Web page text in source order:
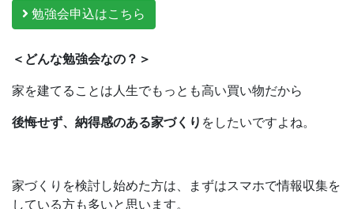
勉強会申込はこちら
＜どんな勉強会なの？＞
家を建てることは人生でもっとも高い買い物だから
後悔せず、納得感のある家づくり をしたいですよね。
家づくりを検討し始めた方は、まずはスマホで情報収集を
している方も多いと思います。